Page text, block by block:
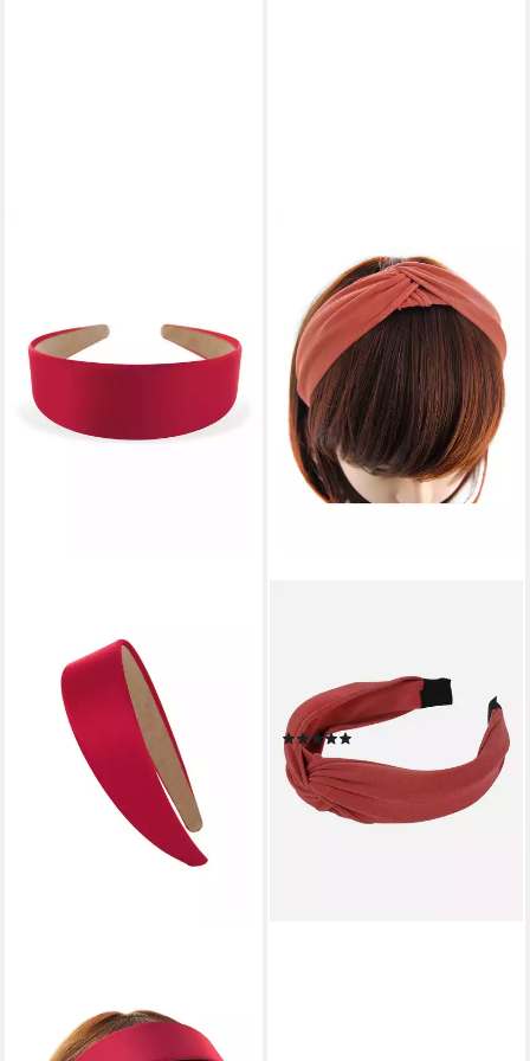
Satin bezogen, Vintage
Klassik-Look Damen Haareifen
Klassik-Look Damen Haareifen
Haarband
15,95 €
lieferbar - in 4-5 Werktagen bei dir